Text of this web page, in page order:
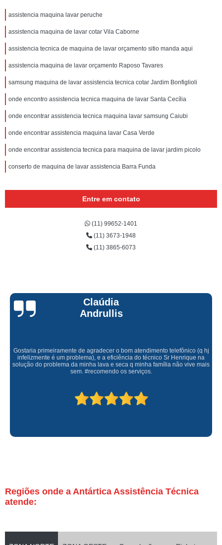
assistencia maquina lavar peruche
assistencia maquina de lavar cotar Vila Caborne
assistencia tecnica de maquina de lavar orçamento sitio manda aqui
assistencia maquina de lavar orçamento Raposo Tavares
samsung maquina de lavar assistencia tecnica cotar Jardim Bonfiglioli
onde encontro assistencia tecnica maquina de lavar Santa Cecília
onde encontrar assistencia tecnica maquina lavar samsung Caiubi
onde encontrar assistencia maquina lavar Casa Verde
onde encontrar assistencia tecnica para maquina de lavar jardim picolo
conserto de maquina de lavar assistencia Barra Funda
Entre em contato
(11) 99652-1401
(11) 3673-1948
(11) 3865-6073
Claúdia
Andrullis
Gostaria primeiramente de agradecer o bom atendimento telefônico (q hj
infelizmente é um problema), e a eficiência do técnico Sr Henrique na
solução do problema da minha lava e seca q minha família não vive mais
sem. #recomendo os serviços.
Regiões onde a Antártica Assistência Técnica
atende: